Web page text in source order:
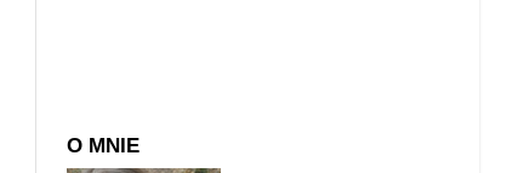
O MNIE